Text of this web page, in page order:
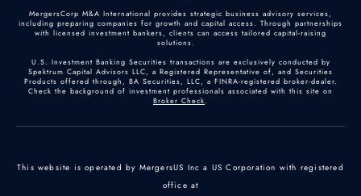
MergersCorp M&A International provides strategic business advisory services,
including preparing companies for growth and capital access. Through partnerships
with licensed investment bankers, clients can access tailored capital-raising
solutions.
U.S. Investment Banking Securities transactions are exclusively conducted by
Spektrum Capital Advisors LLC, a Registered Representative of, and Securities
Products offered through, BA Securities, LLC, a FINRA-registered broker-dealer.
Check the background of investment professionals associated with this site on
Broker Check.
This website is operated by MergersUS Inc a US Corporation with registered
office at